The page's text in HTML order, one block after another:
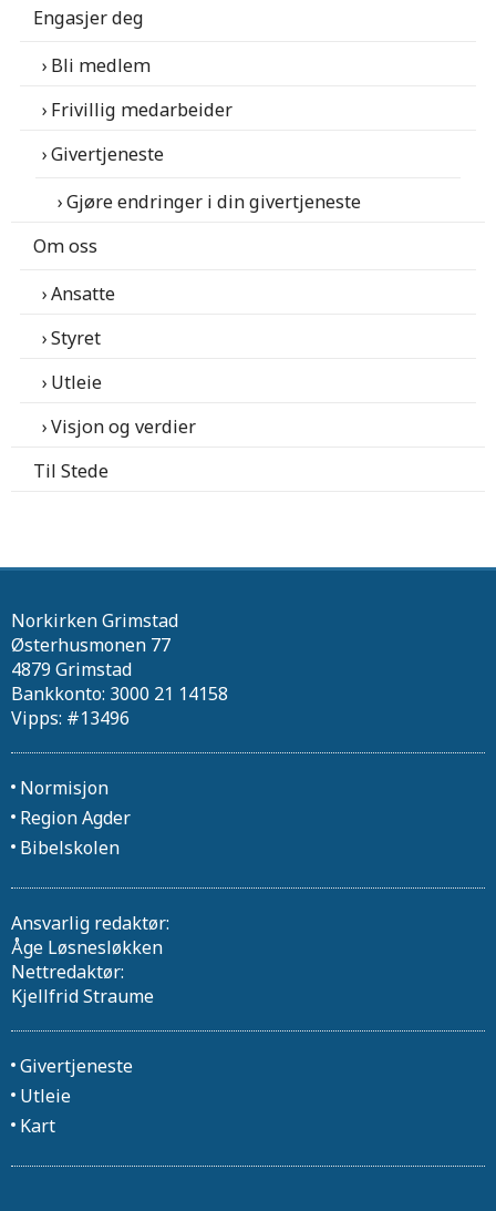
Engasjer deg
Bli medlem
Frivillig medarbeider
Givertjeneste
Gjøre endringer i din givertjeneste
Om oss
Ansatte
Styret
Utleie
Visjon og verdier
Til Stede
Norkirken Grimstad
Østerhusmonen 77
4879 Grimstad
Bankkonto: 3000 21 14158
Vipps: #13496
Normisjon
Region Agder
Bibelskolen
Ansvarlig redaktør:
Åge Løsnesløkken
Nettredaktør:
Kjellfrid Straume
Givertjeneste
Utleie
Kart